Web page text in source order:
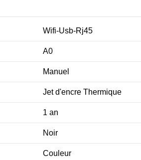
Wifi-Usb-Rj45
A0
Manuel
Jet d'encre Thermique
1 an
Noir
Couleur